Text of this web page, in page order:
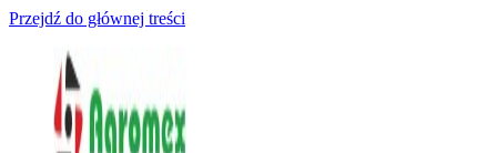
Przejdź do głównej treści